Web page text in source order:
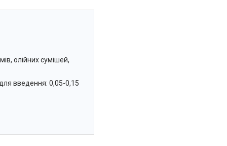
олійних сумішей,
введення: 0,05-0,15